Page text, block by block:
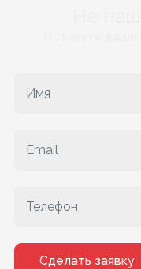
Сделать заявку